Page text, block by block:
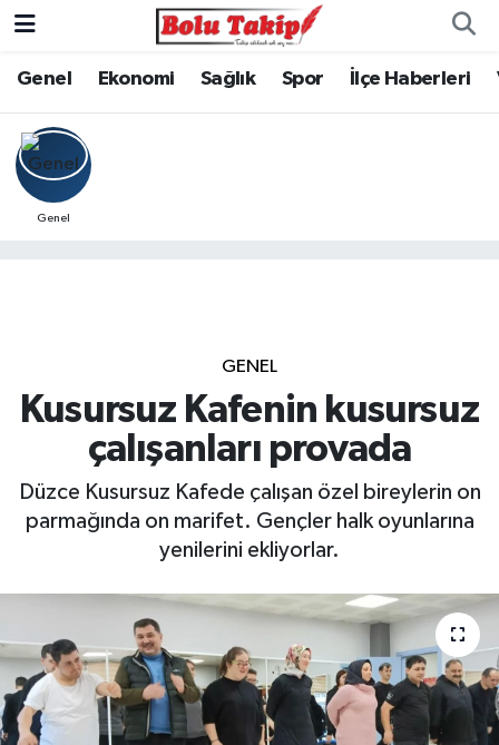
Genel Ekonomi Sağlık Spor İlçe Haberleri
Genel
GENEL
Kusursuz Kafenin kusursuz
çalışanları provada
Düzce Kusursuz Kafede çalışan özel bireylerin on
parmağında on marifet. Gençler halk oyunlarına
yenilerini ekliyorlar.